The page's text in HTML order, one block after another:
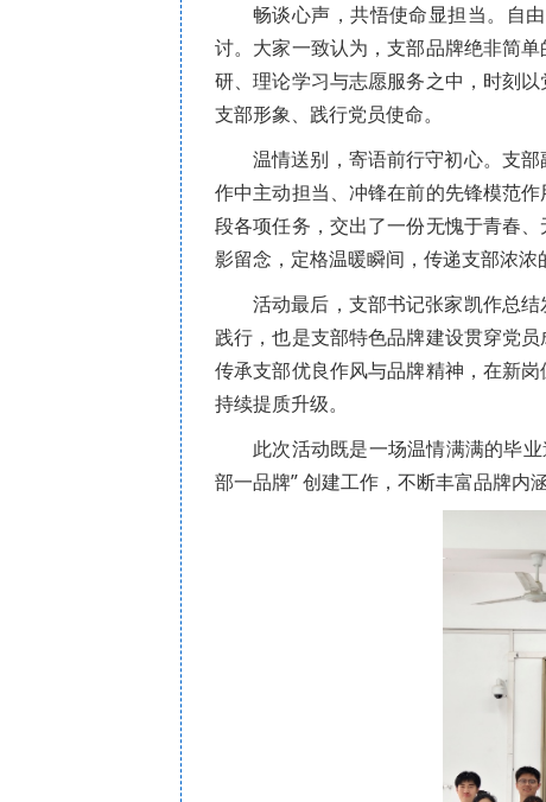
畅谈心声，共悟使命显担当。自
讨。大家一致认为，支部品牌绝非简
研、理论学习与志愿服务之中，时刻
支部形象、践行党员使命。
温情送别，寄语前行守初心。支
作中主动担当、冲锋在前的先锋模范
段各项任务，交出了一份无愧于青春
影留念，定格温暖瞬间，传递支部浓浓
活动最后，支部书记张家凯作总
践行，也是支部特色品牌建设贯穿党
传承支部优良作风与品牌精神，在新
持续提质升级。
此次活动既是一场温情满满的毕
部一品牌” 创建工作，不断丰富品牌内